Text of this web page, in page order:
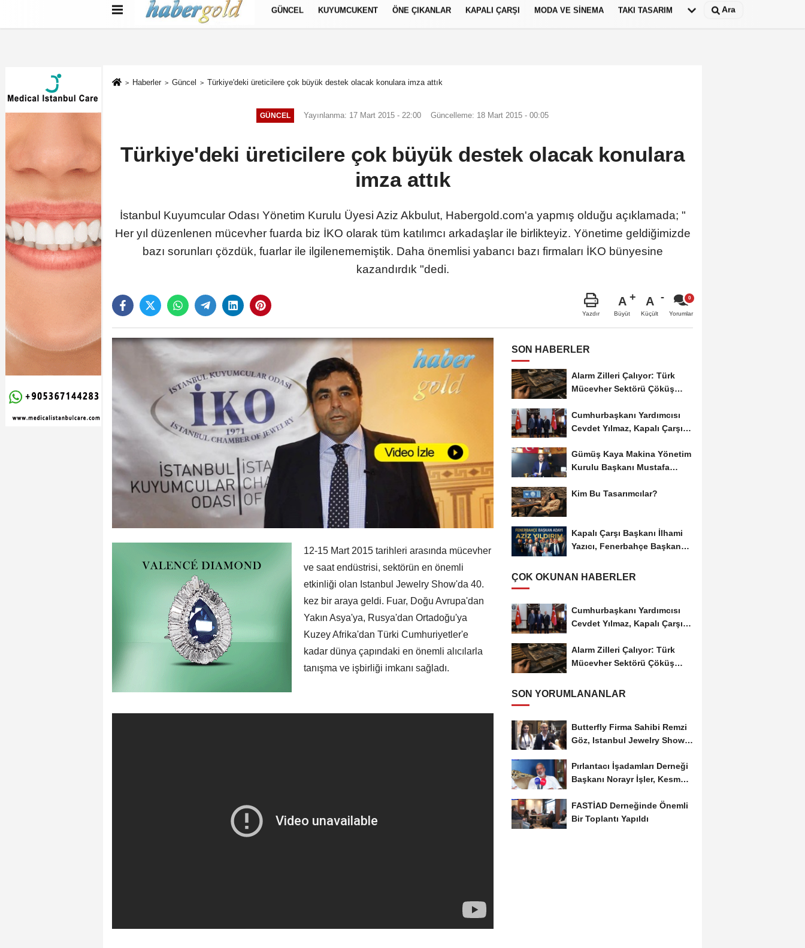
Türkçe English العربية Français русский Spanish Deutsch
GÜNCEL KUYUMCUKENT ÖNE ÇIKANLAR KAPALI ÇARŞI MODA VE SINEMA TAKI TASARIM Ara
Haberler Güncel Türkiye'deki üreticilere çok büyük destek olacak konulara imza attık
GÜNCEL Yayınlanma: 17 Mart 2015 - 22:00 Güncelleme: 18 Mart 2015 - 00:05
Türkiye'deki üreticilere çok büyük destek olacak konulara
imza attık
İstanbul Kuyumcular Odası Yönetim Kurulu Üyesi Aziz Akbulut, Habergold.com'a yapmış olduğu açıklamada; "
Her yıl düzenlenen mücevher fuarda biz İKO olarak tüm katılımcı arkadaşlar ile birlikteyiz. Yönetime geldiğimizde
bazı sorunları çözdük, fuarlar ile ilgilenememiştik. Daha önemlisi yabancı bazı firmaları İKO bünyesine
kazandırdık "dedi.
Yazdır
A
Büyüt
A
Küçült Yorumlar
12-15 Mart 2015 tarihleri arasında mücevher
ve saat endüstrisi, sektörün en önemli
etkinliği olan Istanbul Jewelry Show'da 40.
kez bir araya geldi. Fuar, Doğu Avrupa'dan
Yakın Asya'ya, Rusya'dan Ortadoğu'ya
Kuzey Afrika'dan Türki Cumhuriyetler'e
kadar dünya çapındaki en önemli alıcılarla
tanışma ve işbirliği imkanı sağladı.
SON HABERLER
Alarm Zilleri Çalıyor: Türk
Mücevher Sektörü Çöküş
Cumhurbaşkanı Yardımcısı
Cevdet Yılmaz, Kapalı Çarşı
Gümüş Kaya Makina Yönetim
Kurulu Başkanı Mustafa
Kim Bu Tasarımcılar?
Kapalı Çarşı Başkanı İlhami
Yazıcı, Fenerbahçe Başkan
ÇOK OKUNAN HABERLER
Cumhurbaşkanı Yardımcısı
Cevdet Yılmaz, Kapalı Çarşı
Alarm Zilleri Çalıyor: Türk
Mücevher Sektörü Çöküş
SON YORUMLANANLAR
Butterfly Firma Sahibi Remzi
Göz, Istanbul Jewelry Show
Pırlantacı İşadamları Derneği
Başkanı Norayr İşler, Kesme
FASTİAD Derneğinde Önemli
Bir Toplantı Yapıldı